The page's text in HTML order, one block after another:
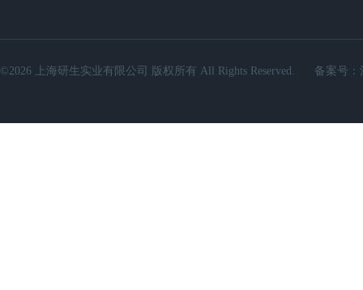
©2026 上海研生实业有限公司 版权所有 All Rights Reserved. 备案号：